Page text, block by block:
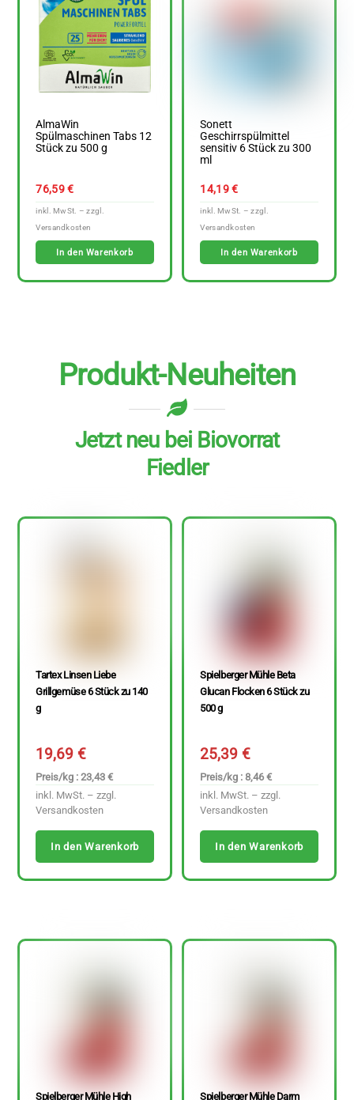
AlmaWin
Spülmaschinen Tabs 12
Stück zu 500 g
76,59€
In den Warenkorb
Sonett
Geschirrspülmittel
sensitiv 6 Stück zu 300
ml
14,19€
In den Warenkorb
Produkt-Neuheiten
Jetzt neu bei Biovorrat
Fiedler
Tartex Linsen Liebe
Grillgemüse 6 Stück zu 140
g
19,69€
Preis/kg : 23,43 €
inkl. MwSt. – zzgl.
Versandkosten
In den Warenkorb
Spielberger Mühle Beta
Glucan Flocken 6 Stück zu
500 g
25,39€
Preis/kg : 8,46 €
inkl. MwSt. – zzgl.
Versandkosten
In den Warenkorb
Spielberger Mühle High
Spielberger Mühle Darm